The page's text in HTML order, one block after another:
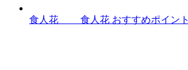
食人花 食人花 おすすめポイント